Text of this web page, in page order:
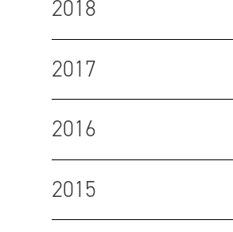
2018
2017
2016
2015